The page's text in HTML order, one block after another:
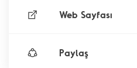
Web Sayfası
Paylaş